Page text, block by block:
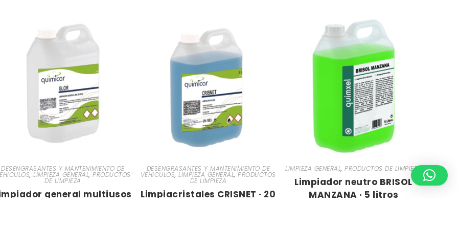
DESENGRASANTES Y MANTENIMIENTO DE
,LIMPIEZA GENERAL,PRODUCTOS
DE LIMPIEZA
general multiusos
DESENGRASANTES Y MANTENIMIENTO DE
VEHICULOS,LIMPIEZA GENERAL,PRODUCTOS
DE LIMPIEZA
Limpiacristales CRISNET · 20
LIMPIEZA GENERAL,PRODUCTOS DE LIMPIEZA
Limpiador neutro BRISOL
MANZANA · 5 litros